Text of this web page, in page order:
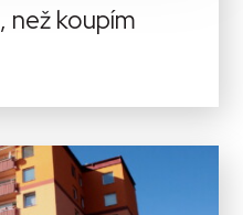
než koupím